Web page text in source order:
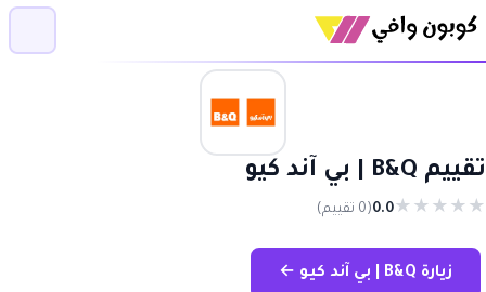
تقييم B&Q | بي آند كيو
★
★
★
★
★
0.0(0 تقييم)
زيارة B&Q | بي آند كيو ←